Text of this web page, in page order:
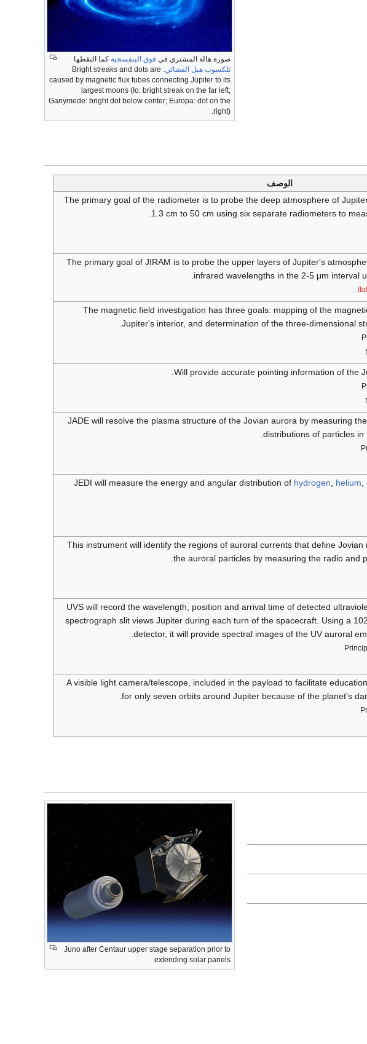
صورة هالة المشتري في فوق البنفسجية كما التقطها
تلكسوب هبل الفضائي . Bright streaks and dots are
caused by magnetic flux tubes connecting Jupiter to its
largest moons (Io: bright streak on the far left;
Ganymede: bright dot below center; Europa: dot on the
right).
الوصف
The primary goal of the radiometer is to probe the deep atmosphere of
1.3 cm to 50 cm using six separate radiometers to
The primary goal of JIRAM is to probe the upper layers of Jupiter's
infrared wavelengths in the 2-5 μm interval
The magnetic field investigation has three goals: mapping of the
Jupiter's interior, and determination of the three-dimensional
Will provide accurate pointing information of the
JADE will resolve the plasma structure of the Jovian aurora by measuring
distributions of particles
JEDI will measure the energy and angular distribution of hydrogen, helium,
This instrument will identify the regions of auroral currents that define
the auroral particles by measuring the radio and
UVS will record the wavelength, position and arrival time of detected
spectrograph slit views Jupiter during each turn of the spacecraft. Using a
detector, it will provide spectral images of the UV auroral
A visible light camera/telescope, included in the payload to facilitate
for only seven orbits around Jupiter because of the planet's
Juno after Centaur upper stage separation prior to
extending solar panels